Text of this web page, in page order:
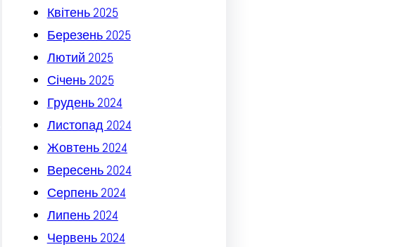
Квітень 2025
Березень 2025
Лютий 2025
Січень 2025
Грудень 2024
Листопад 2024
Жовтень 2024
Вересень 2024
Серпень 2024
Липень 2024
Червень 2024